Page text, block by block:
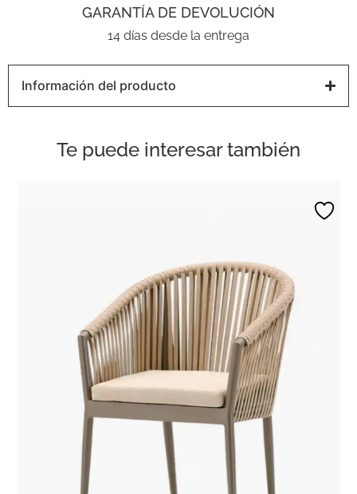
GARANTÍA DE DEVOLUCIÓN
14 días desde la entrega
Información del producto
Te puede interesar también